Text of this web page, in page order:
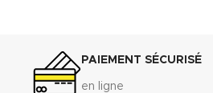
PAIEMENT SÉCURISÉ
en ligne